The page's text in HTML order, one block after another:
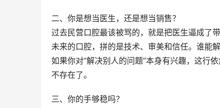
二、你是想当医生，还是想当销售？
过去民营口腔最该被骂的，就是把医生逼成了带
未来的口腔，拼的是技术、审美和信任。谁能
如果你对”解决别人的问题”本身有兴趣，这行
不存在了。
三、你的手够稳吗？